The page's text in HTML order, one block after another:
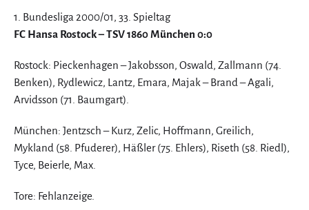
1. Bundesliga 2000/01, 33. Spieltag
FC Hansa Rostock – TSV 1860 München 0:0
Rostock: Pieckenhagen – Jakobsson, Oswald, Zallmann (74.
Benken), Rydlewicz, Lantz, Emara, Majak – Brand – Agali,
Arvidsson (71. Baumgart).
München: Jentzsch – Kurz, Zelic, Hoffmann, Greilich,
Mykland (58. Pfuderer), Häßler (75. Ehlers), Riseth (58. Riedl),
Tyce, Beierle, Max.
Tore: Fehlanzeige.